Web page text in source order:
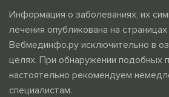
Информация о заболеваниях, их
лечения опубликована на страницах
Вебмединфо.ру исключительно в
целях. При обнаружении подобных
настоятельно рекомендуем
специалистам.